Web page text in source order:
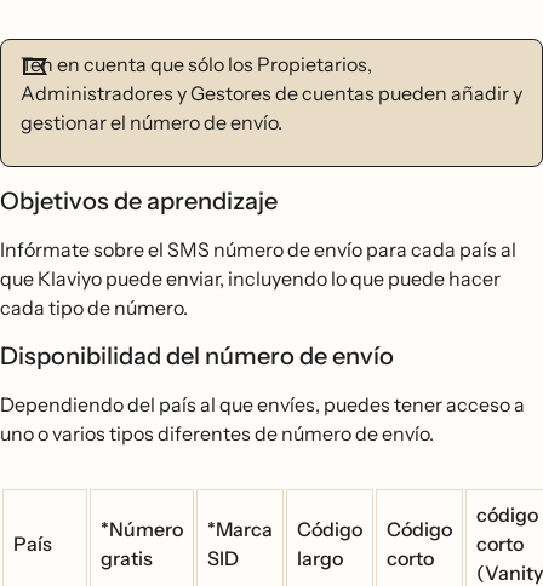
Ten en cuenta que sólo los Propietarios,
Administradores y Gestores de cuentas pueden añadir y
gestionar el número de envío.
Objetivos de aprendizaje
Infórmate sobre el SMS número de envío para cada país al
que Klaviyo puede enviar, incluyendo lo que puede hacer
cada tipo de número.
Disponibilidad del número de envío
Dependiendo del país al que envíes, puedes tener acceso a
uno o varios tipos diferentes de número de envío.
País
*Número
gratis
*Marca
SID
Código
largo
Código
corto
código
corto